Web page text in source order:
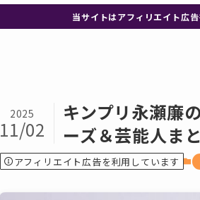
当サイトはアフィリエイト広
キンプリ永瀬廉
ーズ＆芸能人ま
2025
11/02
アフィリエイト広告を利用しています